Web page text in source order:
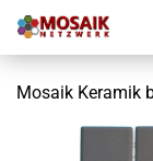
Mosaik Keramik